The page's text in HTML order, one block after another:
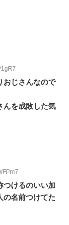
おじさんなので
んを成敗した気
つけるのいい加
の名前つけてた